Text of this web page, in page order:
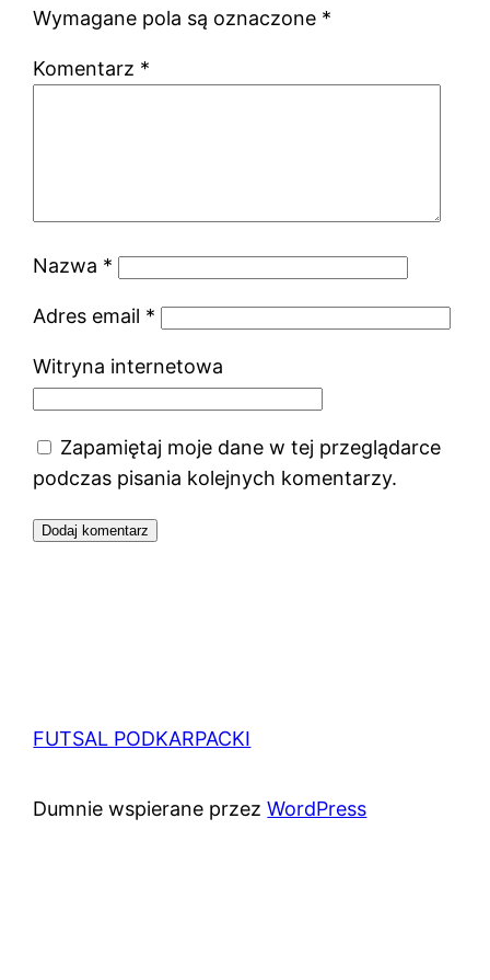
Wymagane pola są oznaczone *
Komentarz *
Nazwa *
Adres email *
Witryna internetowa
Zapamiętaj moje dane w tej przeglądarce
podczas pisania kolejnych komentarzy.
FUTSAL PODKARPACKI
Dumnie wspierane przezWordPress